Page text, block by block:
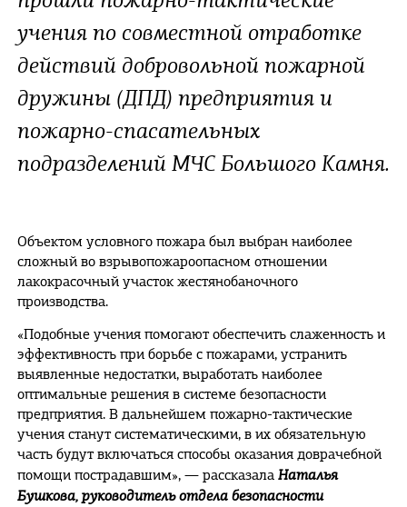
учения по совместной отработке
действий добровольной пожарной
дружины (ДПД) предприятия и
пожарно-спасательных
подразделений МЧС Большого Камня.
Объектом условного пожара был выбран наиболее
сложный во взрывопожароопасном отношении
лакокрасочный участок жестянобаночного
производства.
«Подобные учения помогают обеспечить слаженность и
эффективность при борьбе с пожарами, устранить
выявленные недостатки, выработать наиболее
оптимальные решения в системе безопасности
предприятия. В дальнейшем пожарно-тактические
учения станут систематическими, в их обязательную
часть будут включаться способы оказания доврачебной
помощи пострадавшим», — рассказала Наталья
Бушкова, руководитель отдела безопасности